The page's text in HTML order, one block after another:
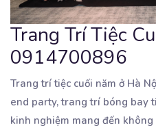
Trang Trí Tiệc
0914700896
Trang trí tiệc cuối năm ở Hà
end party, trang trí bóng bay
kinh nghiệm mang đến